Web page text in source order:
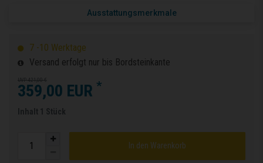
Ausstattungsmerkmale
7 -10 Werktage
Versand erfolgt nur bis Bordsteinkante
UVP 421,00 €
359,00 EUR *
Inhalt 1 Stück
In den Warenkorb